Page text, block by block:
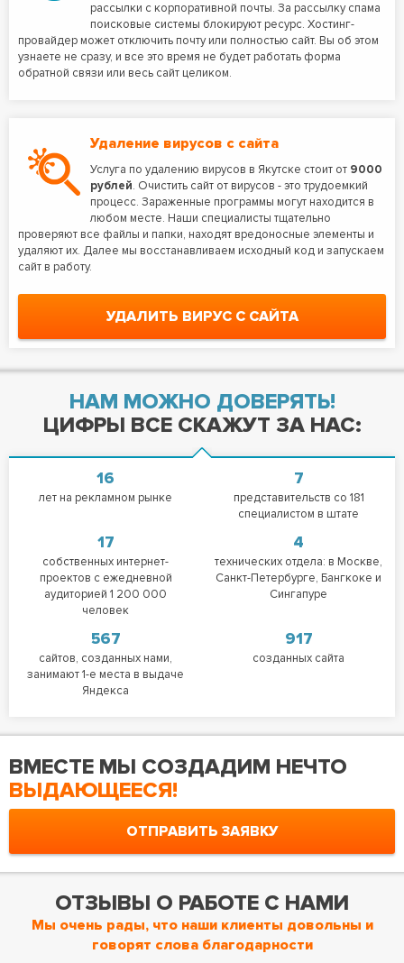
рассылки с корпоративной почты. За рассылку спама
поисковые системы блокируют ресурс. Хостинг-
провайдер может отключить почту или полностью сайт. Вы об этом
узнаете не сразу, и все это время не будет работать форма
обратной связи или весь сайт целиком.
Удаление вирусов с сайта
Услуга по удалению вирусов в Якутске стоит от 9000
рублей. Очистить сайт от вирусов - это трудоемкий
процесс. Зараженные программы могут находится в
любом месте. Наши специалисты тщательно
проверяют все файлы и папки, находят вредоносные элементы и
удаляют их. Далее мы восстанавливаем исходный код и запускаем
сайт в работу.
УДАЛИТЬ ВИРУС С САЙТА
НАМ МОЖНО ДОВЕРЯТЬ!
ЦИФРЫ ВСЕ СКАЖУТ ЗА НАС:
16
лет на рекламном рынке
7
представительств со 181
специалистом в штате
17
собственных интернет-
проектов с ежедневной
аудиторией 1 200 000
человек
4
технических отдела: в Москве,
Санкт-Петербурге, Бангкоке и
Сингапуре
567
сайтов, созданных нами,
занимают 1-е места в выдаче
Яндекса
917
созданных сайта
ВМЕСТЕ МЫ СОЗДАДИМ НЕЧТО
ВЫДАЮЩЕЕСЯ!
ОТПРАВИТЬ ЗАЯВКУ
ОТЗЫВЫ О РАБОТЕ С НАМИ
Мы очень рады, что наши клиенты довольны и
говорят слова благодарности